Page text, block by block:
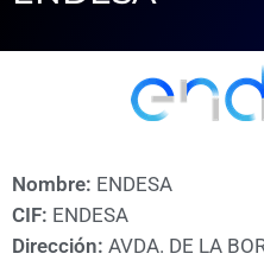
NEGOCIOS
SERVICIOS
Nombre: ENDESA
CIF: ENDESA
Dirección: AVDA. DE LA